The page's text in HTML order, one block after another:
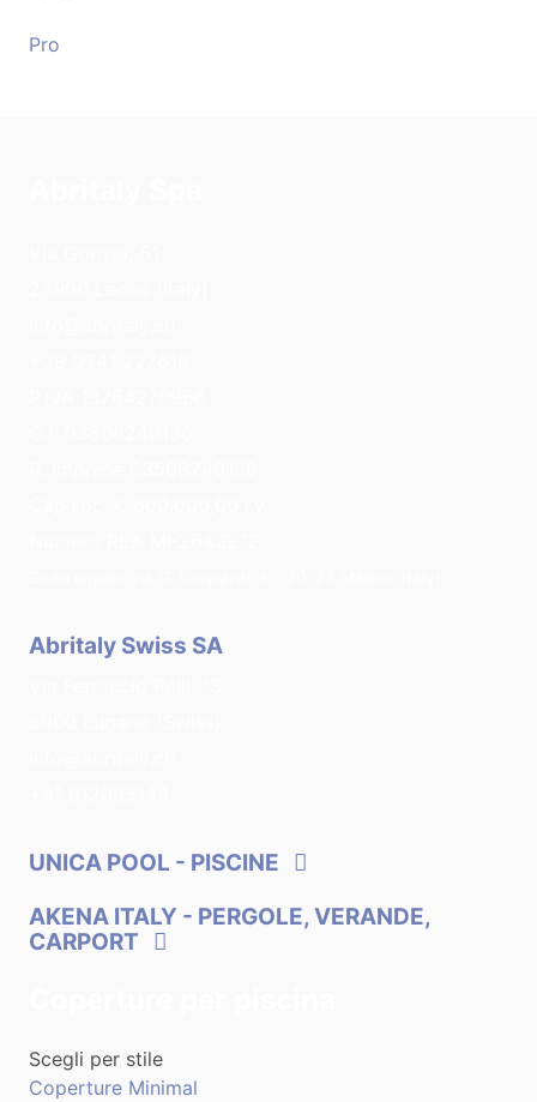
Pro
Abritaly Swiss SA
UNICA POOL - PISCINE
AKENA ITALY - PERGOLE, VERANDE,
CARPORT
Scegli per stile
Coperture Minimal